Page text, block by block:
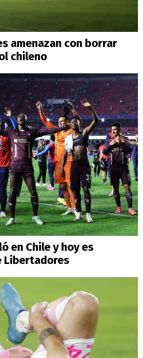
amenazan con borrar
chileno
en Chile y hoy es
Libertadores